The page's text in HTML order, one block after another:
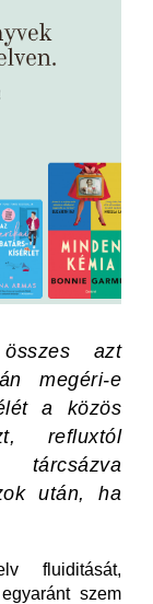
azt
megéri-e
a közös
refluxtól
tárcsázva
után, ha
fluiditását,
szem